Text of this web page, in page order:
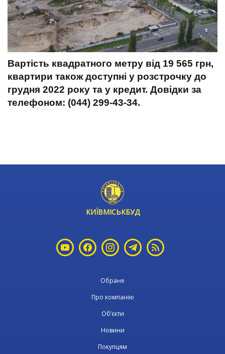
Вартість квадратного метру від 19 565 грн,
квартири також доступні у розстрочку до
грудня 2022 року та у кредит. Довідки за
телефоном: (044) 299-43-34.
КИЇВМІСЬКБУД
Обране
Про компанію
Об’єкти
Новини
Покупцям